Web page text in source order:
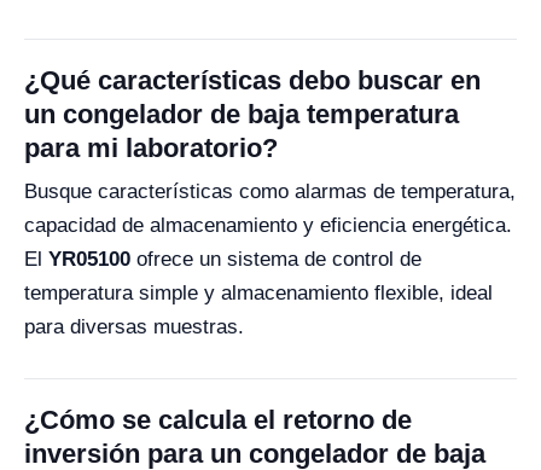
¿Qué características debo buscar en
un congelador de baja temperatura
para mi laboratorio?
Busque características como alarmas de temperatura,
capacidad de almacenamiento y eficiencia energética.
El YR05100 ofrece un sistema de control de
temperatura simple y almacenamiento flexible, ideal
para diversas muestras.
¿Cómo se calcula el retorno de
inversión para un congelador de baja